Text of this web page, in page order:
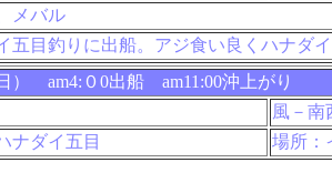
メバル
五目釣りに出船。アジ食い良くハナダ
） am4:０0出船 am11:00沖上がり
風－南
ナダイ五目
場所：